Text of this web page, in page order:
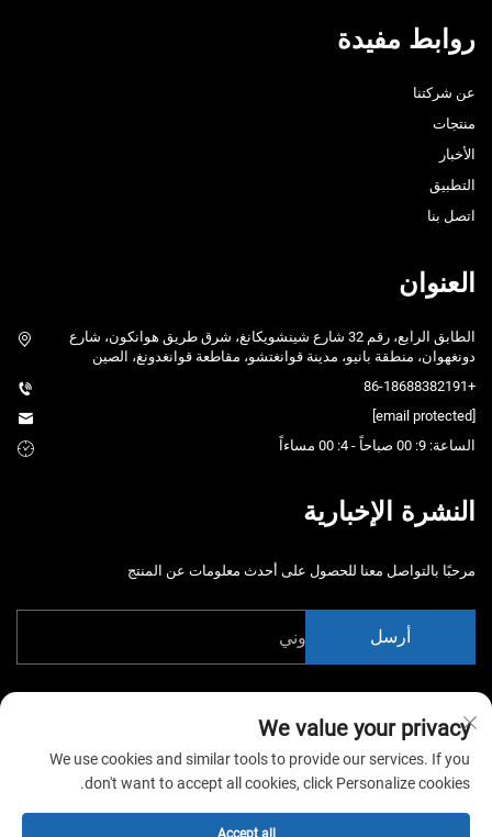
روابط مفيدة
عن شركتنا
منتجات
الأخبار
التطبيق
اتصل بنا
العنوان
الطابق الرابع، رقم 32 شارع شينشويكانغ، شرق طريق هوانكون، شارع
دونغهوان، منطقة بانيو، مدينة قوانغتشو، مقاطعة قوانغدونغ، الصين
+86-18688382191
الساعة: 9: 00 صباحاً - 4: 00 مساءاً
النشرة الإخبارية
مرحبًا بالتواصل معنا للحصول على أحدث معلومات عن المنتج
أرسل
حقوق الت COPYRIGHT © 2026 شركة الصين قوانغتشو شياوتونغياو لمعدات
We value your privacy
We use cookies and similar tools to provide our services. If you
don't want to accept all cookies, click Personalize cookies.
Accept all